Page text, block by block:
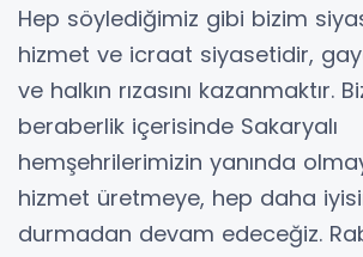
Hep söylediğimiz gibi bizim
hizmet ve icraat siyasetidir,
ve halkın rızasını kazanmaktır.
beraberlik içerisinde Sakaryalı
hemşehrilerimizin yanında
hizmet üretmeye, hep daha
durmadan devam edeceğiz.